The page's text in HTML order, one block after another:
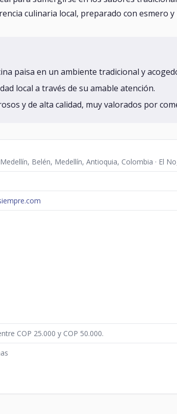
culinaria local, preparado con esmero
paisa en un ambiente tradicional y
local a través de su amable atención.
y de alta calidad, muy valorados por
Belén, Medellín, Antioquia, Colombia · El
COP 25.000 y COP 50.000.